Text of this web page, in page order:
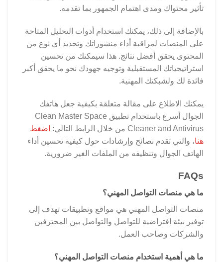
تأثير محتواك ومدى اهتمام الجمهور بما تقدمه.
بالإضافة إلى ذلك، يمكنك استخدام أدوات التحليل المتاحة
على المنصات لمراقبة أداء منشوراتك وتحديد أي نوع من
المحتوى يحقق أفضل نتائج. هذا سيمكنك من تحسين
استراتيجياتك المستقبلية وتوجيه جهودك نحو ما يحقق أكبر
فائدة لك ولشبكتك المهنية.
يمكنك الاطلاع على مقالة متعلقة بكيفية جعل هاتفك
الجوال أسرع باستخدام تطبيق Clean Master Space
Cleaner and Antivirus من خلال الرابط التالي:
اضغط
هنا، والتي تقدم نصائح وإرشادات حول كيفية تحسين أداء
الهاتف الجوال وتنظيفه من الملفات الغير ضرورية.
FAQs
ما هي منصات التواصل المهني؟
منصات التواصل المهني هي مواقع وتطبيقات تهدف إلى
توفير بيئة افتراضية للتواصل والتواصل بين المحترفين
والشركات وصاحب العمل.
ما هي أهمية استخدام منصات التواصل المهني؟